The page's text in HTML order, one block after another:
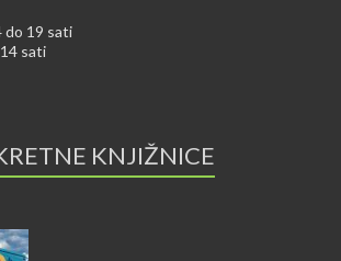
do 19 sati
sati
KNJIŽNICE